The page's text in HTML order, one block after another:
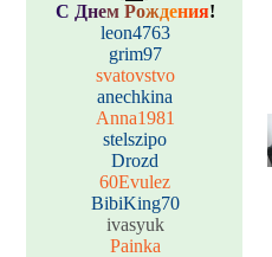
С Днем Рождения!
leon4763
grim97
svatovstvo
anechkina
Anna1981
stelszipo
Drozd
60Evulez
BibiKing70
ivasyuk
Painka